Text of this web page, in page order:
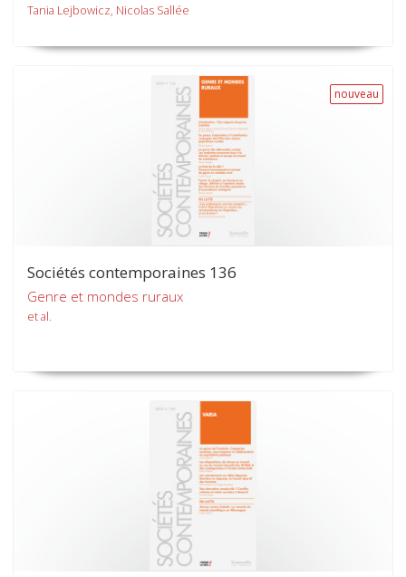
Tania Lejbowicz, Nicolas Sallée
nouveau
Sociétés contemporaines 136
Genre et mondes ruraux
et al.